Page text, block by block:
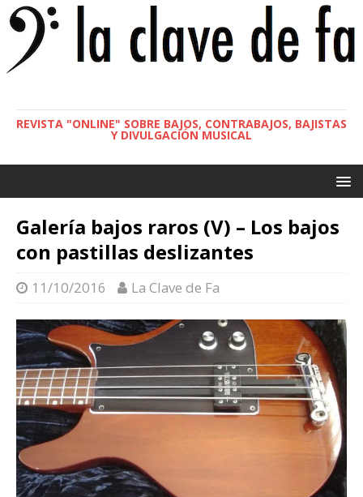
REVISTA "ONLINE" SOBRE BAJOS, CONTRABAJOS, BAJISTAS
Y DIVULGACIÓN MUSICAL
Galería bajos raros (V) – Los bajos
con pastillas deslizantes
11/10/2016 La Clave de Fa